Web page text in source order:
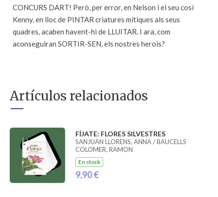
CONCURS DART! Però, per error, en Nelson i el seu cosí
Kenny, en lloc de PINTAR criatures mítiques als seus
quadres, acaben havent-hi de LLUITAR. I ara, com
aconseguiran SORTIR-SEN, els nostres herois?
Artículos relacionados
FÍJATE: FLORES SILVESTRES
SANJUAN LLORENS, ANNA / BAUCELLS
COLOMER, RAMON
En stock
9,90 €